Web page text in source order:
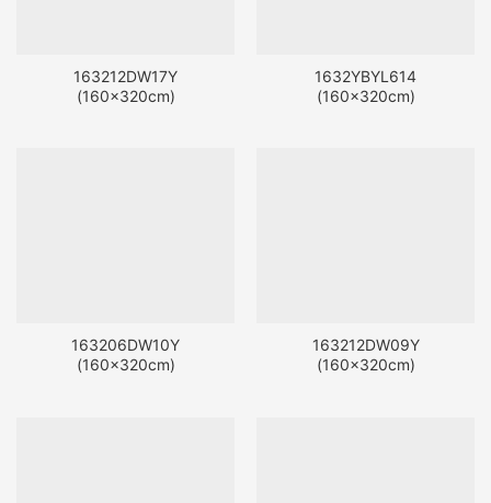
163212DW17Y
(160x320cm)
1632YBYL614
(160x320cm)
163206DW10Y
(160x320cm)
163212DW09Y
(160x320cm)